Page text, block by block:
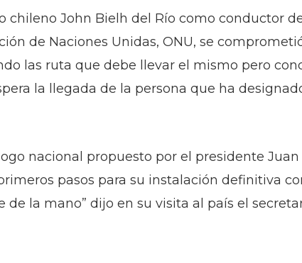
chileno John Bielh del Río como conductor
de Naciones Unidas, ONU, se
las ruta que debe llevar el mismo pero
la llegada de la persona que ha
nacional propuesto por el presidente Juan
pasos para su instalación definitiva
de la mano” dijo en su visita al país el